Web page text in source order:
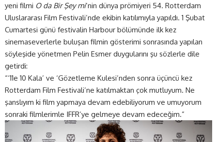
yeni filmi O da Bir Şey mi‘nin dünya prömiyeri 54. Rotterdam
Uluslararası Film Festivali’nde ekibin katılımıyla yapıldı. 1 Şubat
Cumartesi günü festivalin Harbour bölümünde ilk kez
sinemaseverlerle buluşan filmin gösterimi sonrasında yapılan
söyleşide yönetmen Pelin Esmer duygularını şu sözlerle dile
getirdi:
“‘11e 10 Kala’ ve ‘Gözetleme Kulesi’nden sonra üçüncü kez
Rotterdam Film Festivali’ne katılmaktan çok mutluyum. Ne
şanslıyım ki film yapmaya devam edebiliyorum ve umuyorum
sonraki filmlerimle IFFR’ye gelmeye devam edeceğim.”